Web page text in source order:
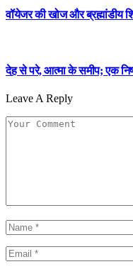
वॉयेजर की खोज और ब्रह्मांडीय
देह से परे, आत्मा के समीप; एक
Leave A Reply